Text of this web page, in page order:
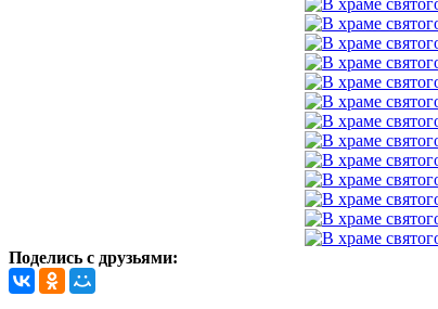
Поделись с друзьями: